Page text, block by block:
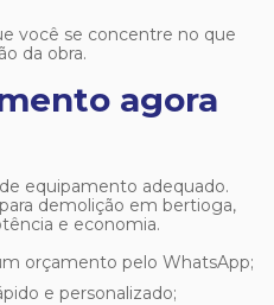
você se concentre no que
da obra.
agora
equipamento adequado.
demolição em bertioga,
e economia.
orçamento pelo WhatsApp;
e personalizado;